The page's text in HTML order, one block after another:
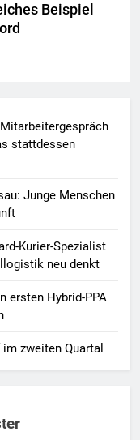
Beispiel
stattdessen
Junge Menschen
Kurier-Spezialist
neu denkt
ersten Hybrid-PPA
zweiten Quartal